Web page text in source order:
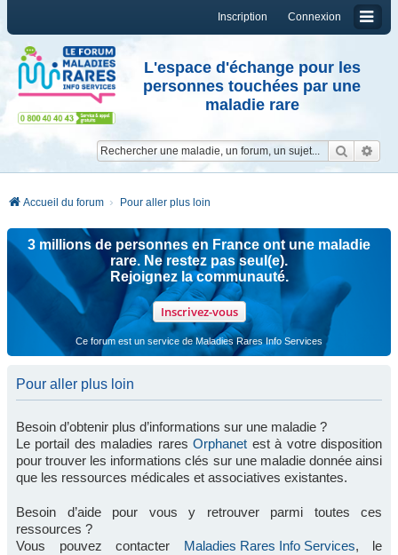
Connexion
Inscription
L'espace d'échange pour les
personnes touchées par une
maladie rare
Accueil du forum Pour aller plus loin
3 millions de personnes en France ont une maladie
rare. Ne restez pas seul(e).
Rejoignez la communauté.
Inscrivez-vous
Ce forum est un service de Maladies Rares Info Services
Pour aller plus loin
Besoin d’obtenir plus d’informations sur une maladie ?
Le portail des maladies raresOrphanet est à votre disposition
pour trouver les informations clés sur une maladie donnée ainsi
que les ressources médicales et associatives existantes.
Besoin d’aide pour vous y retrouver parmi toutes ces
ressources ?
Vous pouvez contacter Maladies Rares Info Services, le